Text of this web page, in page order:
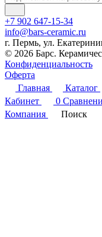
+7 902 647-15-34
info@bars-ceramic.ru
г. Пермь, ул.
© 2026 Барс.
Конфиденциальность
Оферта
Главная
Каталог
Кабинет
0
Компания
Поиск